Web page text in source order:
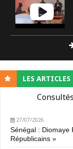
LES ARTICLES
Consultés
27/07/2026
Sénégal : Diomaye
Républicains »